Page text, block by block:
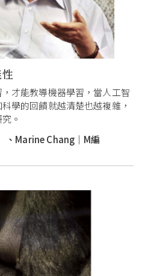
才能教導機器學習，當人工智
學的回饋就越清楚也越複雜，
。
、Marine Chang｜M編